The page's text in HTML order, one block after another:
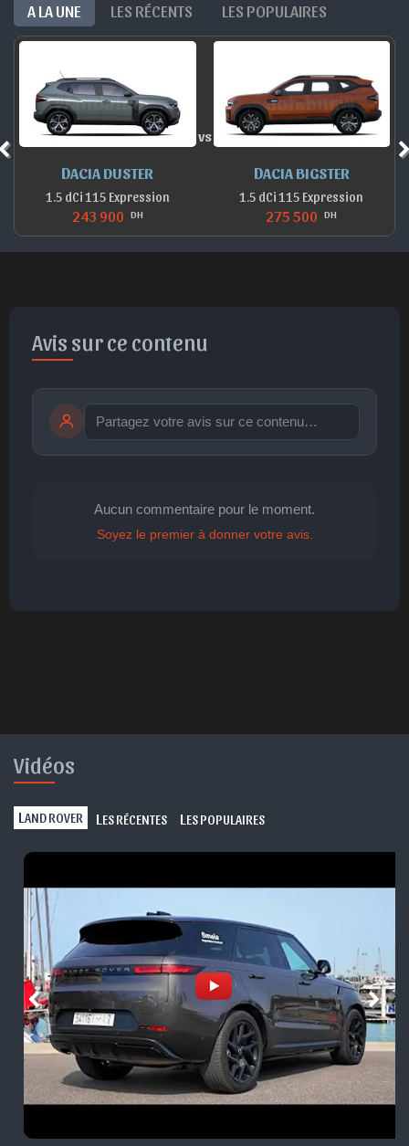
A LA UNE LES RÉCENTS LES POPULAIRES
DACIA DUSTER
1.5 dCi 115 Expression
243 900 DH
vs
DACIA BIGSTER
1.5 dCi 115 Expression
275 500 DH
Avis sur ce contenu
publication immédiate Publier
Aucun commentaire pour le moment.
Soyez le premier à donner votre avis.
Vidéos
L AND ROVER L ES RÉCENTES L ES POPULAIRES